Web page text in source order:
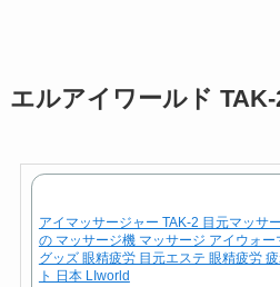
エルアイワールド
アイマッサージャー TAK-2 目元マッサ
の マッサージ機 マッサージ アイウォー
グッズ 眼精疲労 目元エステ 眼精疲労
ト 日本 LIworld